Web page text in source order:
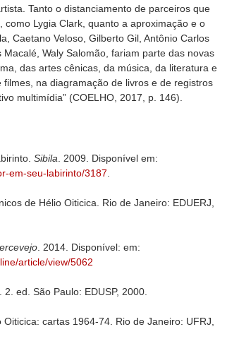
Tanto o distanciamento de parceiros que
Lygia Clark, quanto a aproximação e o
Caetano Veloso, Gilberto Gil, Antônio Carlos
Waly Salomão, fariam parte das novas
das artes cênicas, da música, da literatura e
na diagramação de livros e de registros
multimídia” (COELHO, 2017, p. 146).
Sibila . 2009. Disponível em:
em-seu-labirinto/3187
de Hélio Oiticica. Rio de Janeiro: EDUERJ,
. 2014. Disponível: em:
article/view/5062
ed. São Paulo: EDUSP, 2000.
cartas 1964-74. Rio de Janeiro: UFRJ,